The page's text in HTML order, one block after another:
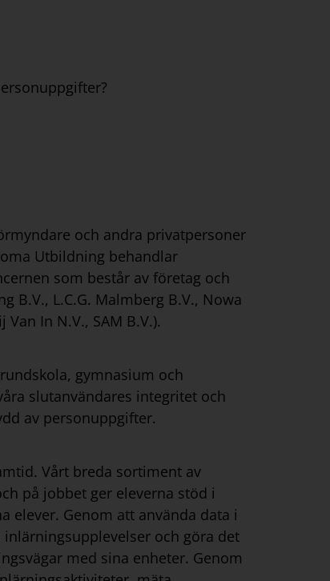
och andra privatpersoner
Utbildning behandlar
som består av företag och
B.V., L.C.G. Malmberg B.V., Nowa
In N.V., SAM B.V.).
gymnasium och
slutanvändares integritet och
av personuppgifter.
Vårt breda sortiment av
på jobbet ger eleverna stöd i
elever. Genom att använda data i
och göra det
med sina enheter. Genom